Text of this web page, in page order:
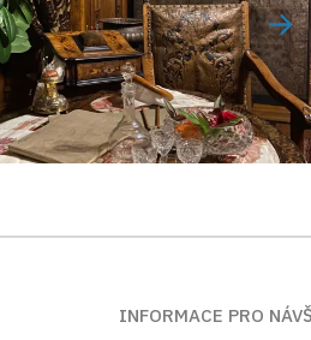
INFORMACE PRO